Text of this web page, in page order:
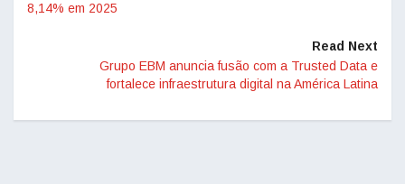
8,14% em 2025
Read Next
Grupo EBM anuncia fusão com a Trusted Data e
fortalece infraestrutura digital na América Latina